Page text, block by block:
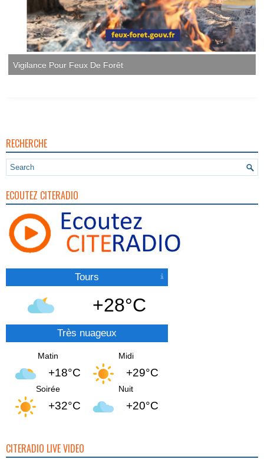
Vigilance Pour Feux De Forêt
RECHERCHE
ECOUTEZ CITERADIO
Tours
+28°C
Très nuageux
Matin
+18°C
Midi
+29°C
Soirée
+32°C
Nuit
+20°C
CITERADIO LIVE VIDEO